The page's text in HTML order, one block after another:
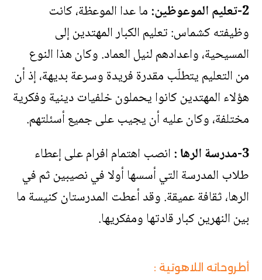
2-تعليم الموعوظين:
ما عدا الموعظة، كانت
وظيفته كشماس: تعليم الكبار المهتدين إلى
المسيحية، واعدادهم لنيل العماد. وكان هذا النوع
من التعليم يتطلّب مقدرة فريدة وسرعة بديهة، إذ أن
هؤلاء المهتدين كانوا يحملون خلفيات دينية وفكرية
مختلفة، وكان عليه أن يجيب على جميع أسئلتهم.
3-مدرسة الرها :
انصب اهتمام افرام على إعطاء
طلاب المدرسة التي أسسها أولا في نصيبين ثم في
الرها، ثقافة عميقة. وقد أعطت المدرستان كنيسة ما
بين النهرين كبار قادتها ومفكريها.
أطروحاته اللاهوتية :